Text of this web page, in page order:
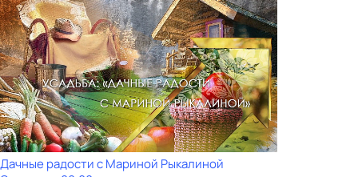
Дачные радости с Мариной Рыкалиной